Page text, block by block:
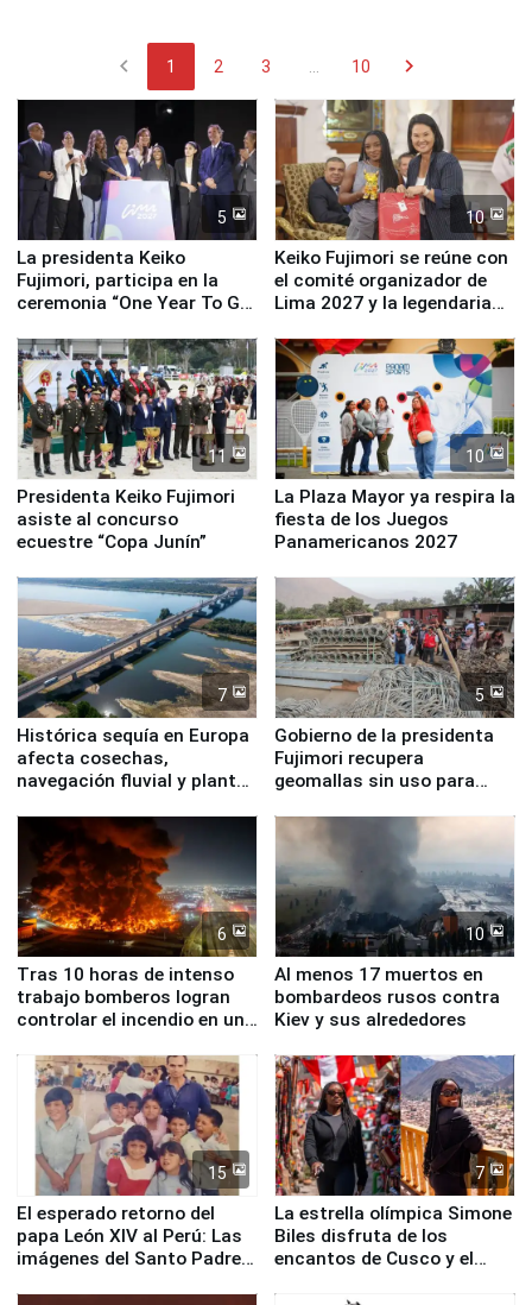
chevron_left 1 2 3 10 chevron_right
5
La presidenta Keiko
Fujimori, participa en la
ceremonia “One Year To Go
10
Keiko Fujimori se reúne con
el comité organizador de
Lima 2027 y la legendaria
11
Presidenta Keiko Fujimori
asiste al concurso
ecuestre “Copa Junín”
10
La Plaza Mayor ya respira la
fiesta de los Juegos
Panamericanos 2027
7
Histórica sequía en Europa
afecta cosechas,
navegación fluvial y plantas
5
Gobierno de la presidenta
Fujimori recupera
geomallas sin uso para
Fenómeno El Niño
6
Tras 10 horas de intenso
trabajo bomberos logran
controlar el incendio en una
de Chile
10
Al menos 17 muertos en
bombardeos rusos contra
Kiev y sus alrededores
15
El esperado retorno del
papa León XIV al Perú: Las
imágenes del Santo Padre
7
La estrella olímpica Simone
Biles disfruta de los
encantos de Cusco y el